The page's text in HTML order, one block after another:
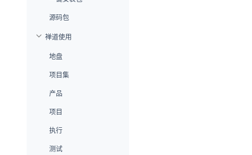
源码包
禅道使用
地盘
项目集
产品
项目
执行
测试